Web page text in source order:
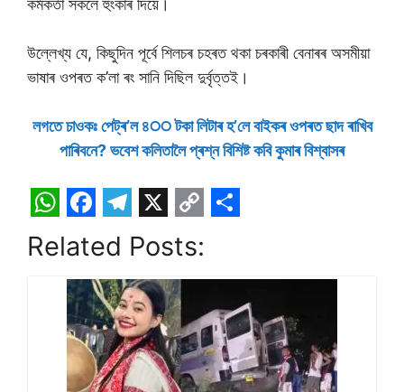
কৰ্মকৰ্তা সকলে হুংকাৰ দিয়ে।
উল্লেখ্য যে, কিছুদিন পূৰ্বে শিলচৰ চহৰত থকা চৰকাৰী বেনাৰৰ অসমীয়া
ভাষাৰ ওপৰত ক’লা ৰং সানি দিছিল দুৰ্বৃত্তই।
লগতে চাওকঃ পেট্ৰ’ল ৪੦੦ টকা লিটাৰ হ’লে বাইকৰ ওপৰত ছাদ ৰাখিব
পাৰিবনে? ভবেশ কলিতালৈ প্ৰশ্ন বিশিষ্ট কবি কুমাৰ বিশ্বাসৰ
W
h
F
a
c
e
b
o
T
e
l
e
g
r
X
C
o
p
y
L
i
a
r
e
Related Posts: